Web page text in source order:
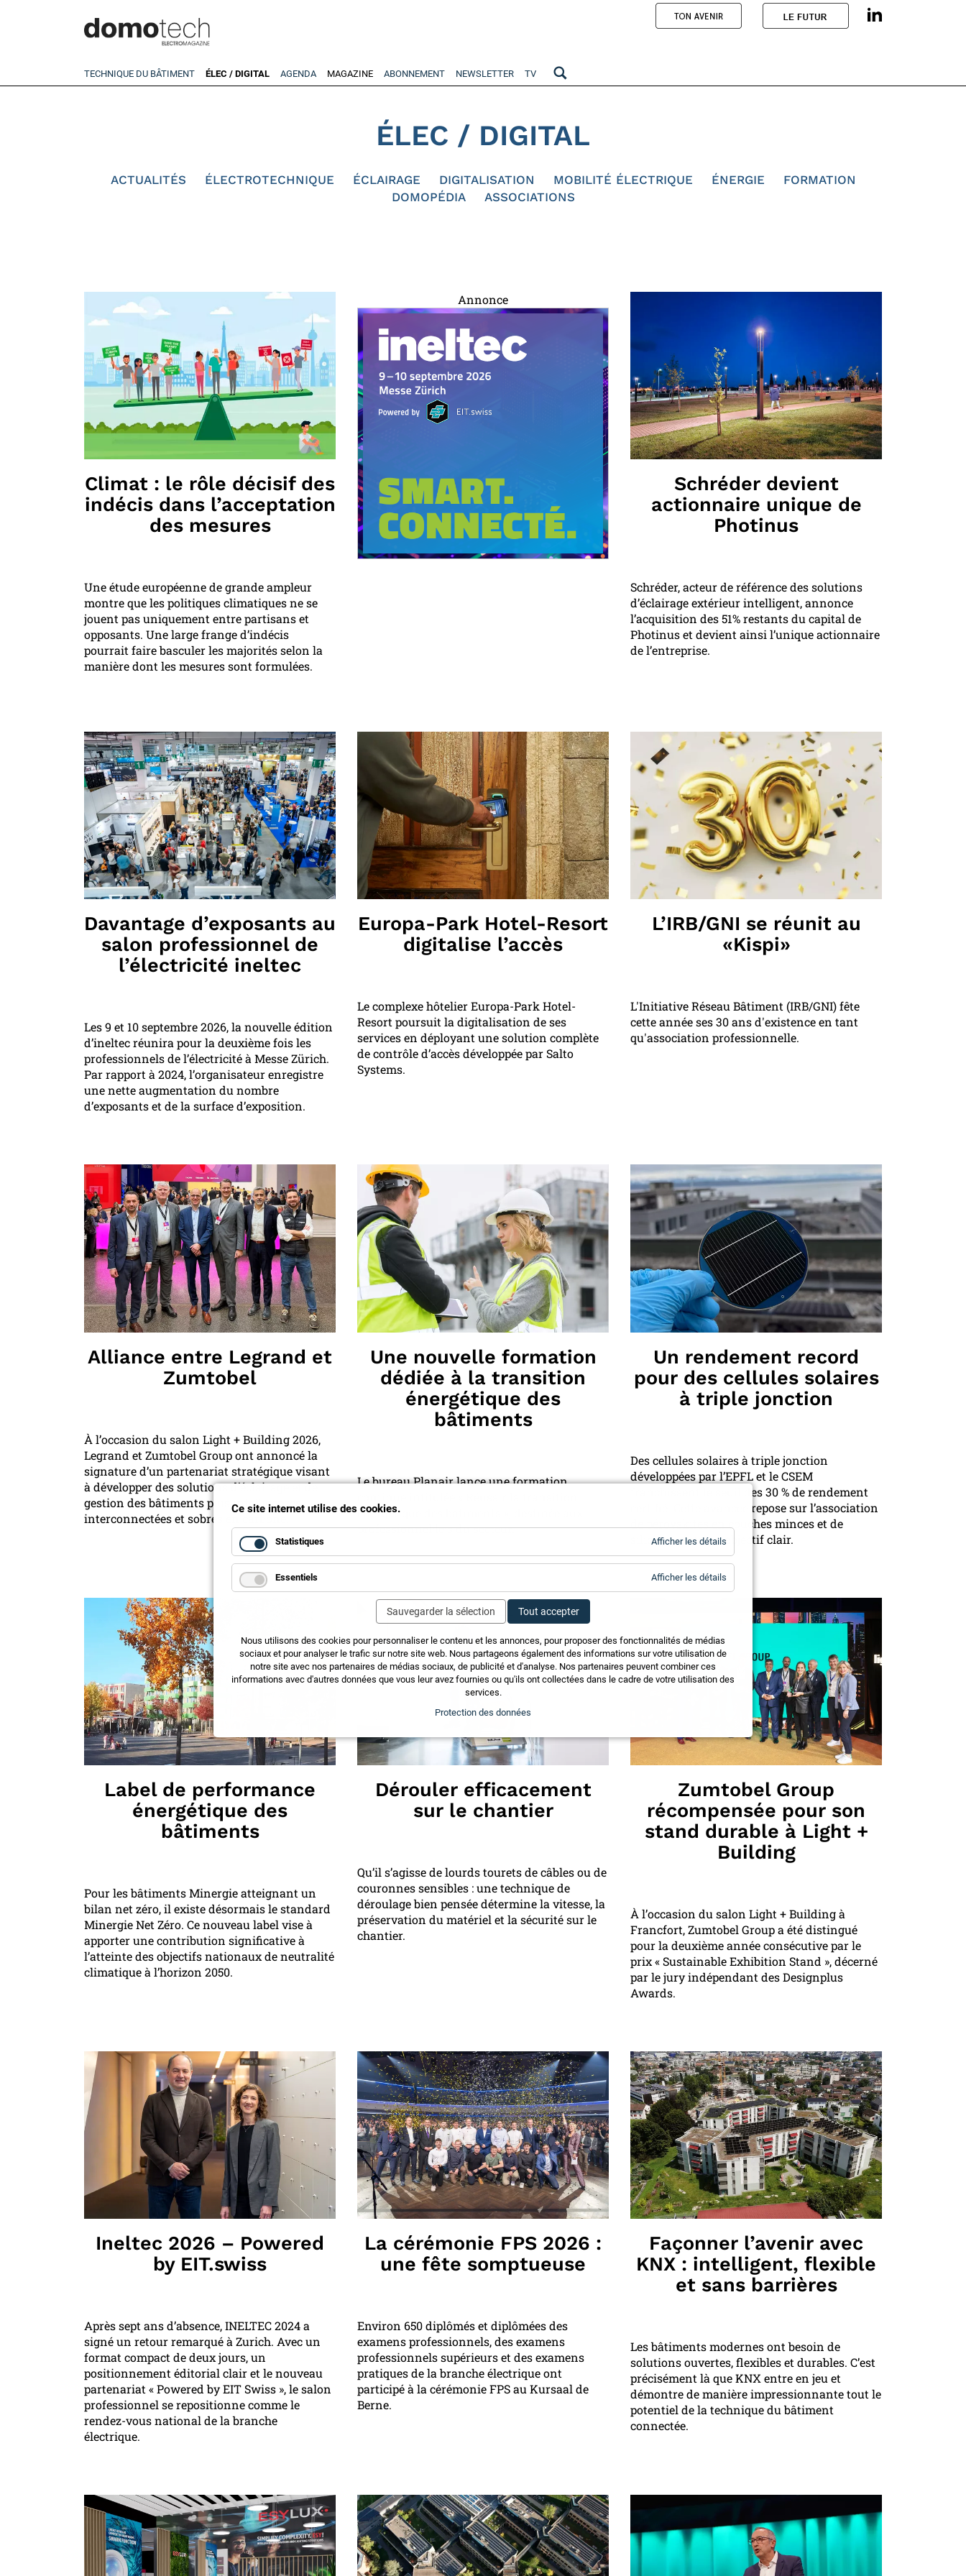
TECHNIQUE DU BÂTIMENT ÉLEC / DIGITAL AGENDA MAGAZINE ABONNEMENT NEWSLETTER TV
ÉLEC / DIGITAL
ACTUALITÉS ÉLECTROTECHNIQUE ÉCLAIRAGE DIGITALISATION MOBILITÉ ÉLECTRIQUE ÉNERGIE
FORMATION
DOMOPÉDIA
ASSOCIATIONS
Climat : le rôle décisif des
indécis dans l’acceptation
des mesures
Une étude européenne de grande ampleur
montre que les politiques climatiques ne se
jouent pas uniquement entre partisans et
opposants. Une large frange d’indécis
pourrait faire basculer les majorités selon la
manière dont les mesures sont formulées.
Annonce
Schréder devient
actionnaire unique de
Photinus
Schréder, acteur de référence des solutions
d’éclairage extérieur intelligent, annonce
l’acquisition des 51% restants du capital de
Photinus et devient ainsi l’unique actionnaire
de l’entreprise.
Davantage d’exposants au
salon professionnel de
l’électricité ineltec
Les 9 et 10 septembre 2026, la nouvelle édition
d’ineltec réunira pour la deuxième fois les
professionnels de l’électricité à Messe Zürich.
Par rapport à 2024, l’organisateur enregistre
une nette augmentation du nombre
d’exposants et de la surface d’exposition.
Europa-Park Hotel-Resort
digitalise l’accès
Le complexe hôtelier Europa-Park Hotel-
Resort poursuit la digitalisation de ses
services en déployant une solution complète
de contrôle d’accès développée par Salto
Systems.
L’IRB/GNI se réunit au
«Kispi»
L'Initiative Réseau Bâtiment (IRB/GNI) fête
cette année ses 30 ans d'existence en tant
qu'association professionnelle.
Alliance entre Legrand et
Zumtobel
À l’occasion du salon Light + Building 2026,
Legrand et Zumtobel Group ont annoncé la
signature d’un partenariat stratégique visant
à développer des solutions d’éclairage et de
gestion des bâtiments plus intelligentes,
interconnectées et sobres en carbone.
Une nouvelle formation
dédiée à la transition
énergétique des
bâtiments
Le bureau Planair lance une formation
énergétique des bâtiments », destinée aux
professionnel·le·s du secteur.
Un rendement record
pour des cellules solaires
à triple jonction
Des cellules solaires à triple jonction
développées par l’EPFL et le CSEM
franchissent le seuil des 30 % de rendement
certifié. Cette avancée repose sur l’association
de pérovskites en couches minces et de
silicium, avec un objectif clair.
Label de performance
énergétique des
bâtiments
Pour les bâtiments Minergie atteignant un
bilan net zéro, il existe désormais le standard
Minergie Net Zéro. Ce nouveau label vise à
apporter une contribution significative à
l’atteinte des objectifs nationaux de neutralité
climatique à l’horizon 2050.
Dérouler efficacement
sur le chantier
Qu’il s’agisse de lourds tourets de câbles ou de
couronnes sensibles : une technique de
déroulage bien pensée détermine la vitesse, la
préservation du matériel et la sécurité sur le
chantier.
Zumtobel Group
récompensée pour son
stand durable à Light +
Building
À l’occasion du salon Light + Building à
Francfort, Zumtobel Group a été distingué
pour la deuxième année consécutive par le
prix « Sustainable Exhibition Stand », décerné
par le jury indépendant des Designplus
Awards.
Ineltec 2026 – Powered
by EIT.swiss
Après sept ans d’absence, INELTEC 2024 a
signé un retour remarqué à Zurich. Avec un
format compact de deux jours, un
positionnement éditorial clair et le nouveau
partenariat « Powered by EIT Swiss », le salon
professionnel se repositionne comme le
rendez-vous national de la branche
électrique.
La cérémonie FPS 2026 :
une fête somptueuse
Environ 650 diplômés et diplômées des
examens professionnels, des examens
professionnels supérieurs et des examens
pratiques de la branche électrique ont
participé à la cérémonie FPS au Kursaal de
Berne.
Façonner l’avenir avec
KNX : intelligent, flexible
et sans barrières
Les bâtiments modernes ont besoin de
solutions ouvertes, flexibles et durables. C’est
précisément là que KNX entre en jeu et
démontre de manière impressionnante tout le
potentiel de la technique du bâtiment
connectée.
Ce site internet utilise des cookies.
Statistiques Afficher les détails
Essentiels Afficher les détails
Sauvegarder la sélection Tout accepter
Nous utilisons des cookies pour personnaliser le contenu et les annonces, pour proposer des fonctionnalités de médias
sociaux et pour analyser le trafic sur notre site web. Nous partageons également des informations sur votre utilisation de
notre site avec nos partenaires de médias sociaux, de publicité et d'analyse. Nos partenaires peuvent combiner ces
informations avec d'autres données que vous leur avez fournies ou qu'ils ont collectées dans le cadre de votre utilisation des
services.
Protection des données